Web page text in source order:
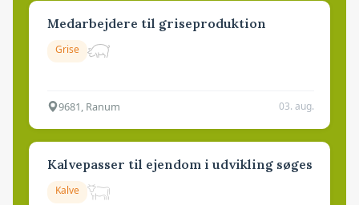
Medarbejdere til griseproduktion
Grise
9681, Ranum 03. aug.
Kalvepasser til ejendom i udvikling søges
Kalve